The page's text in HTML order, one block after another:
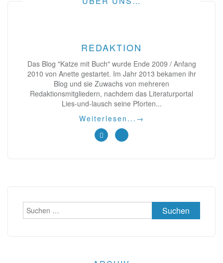
REDAKTION
Das Blog "Katze mit Buch" wurde Ende 2009 / Anfang
2010 von Anette gestartet. Im Jahr 2013 bekamen ihr
Blog und sie Zuwachs von mehreren
Redaktionsmitgliedern, nachdem das Literaturportal
Lies-und-lausch seine Pforten...
Weiterlesen... →
Suchen
nach: